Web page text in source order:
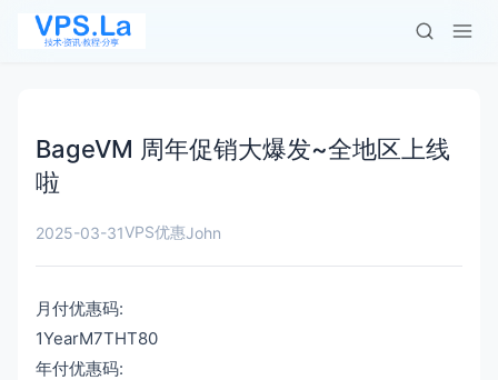
BageVM 周年促销大爆发~全地区上线
啦
2025-03-31VPS优惠John
月付优惠码:
1YearM7THT80
年付优惠码: